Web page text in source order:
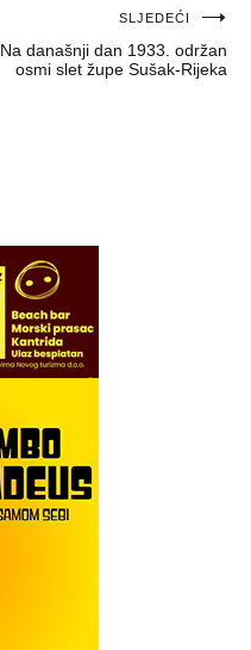
SLJEDEĆI
Na današnji dan 1933. održan
osmi slet župe Sušak-Rijeka